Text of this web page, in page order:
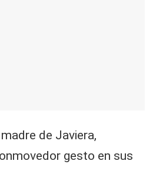
de Javiera,
gesto en sus